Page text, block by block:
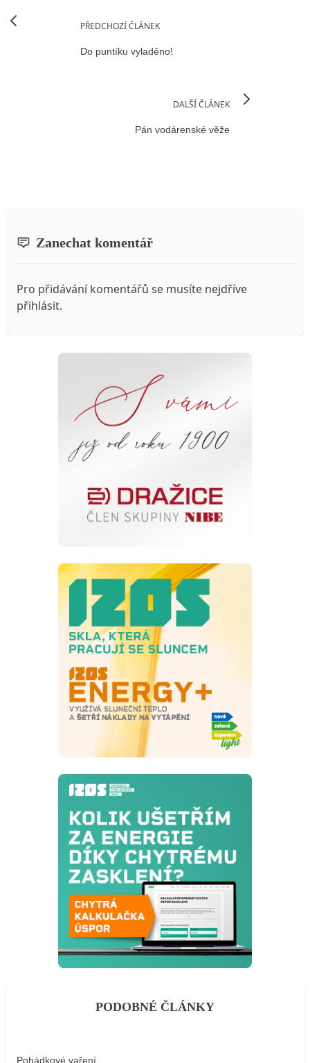
PŘEDCHOZÍ ČLÁNEK
Do puntíku vyladěno!
DALŠÍ ČLÁNEK
Pán vodárenské věže
Zanechat komentář
Pro přidávání komentářů se musíte nejdříve
přihlásit.
PODOBNÉ ČLÁNKY
Pohádkové vaření